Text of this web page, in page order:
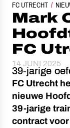
FC UTRECHT
MARK
Mark
FC
14 JUNI 2025
39-jarige
FC Utrecht
nieuwe
39-jarige
contract